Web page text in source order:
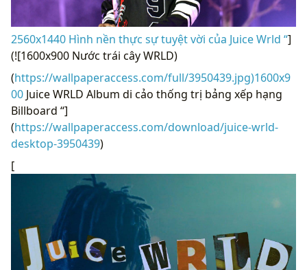
2560x1440 Hình nền thực sự tuyệt vời của Juice Wrld “]
(![1600x900 Nước trái cây WRLD)
(https://wallpaperaccess.com/full/3950439.jpg)1600x9
00 Juice WRLD Album di cảo thống trị bảng xếp hạng
Billboard “]
(https://wallpaperaccess.com/download/juice-wrld-
desktop-3950439)
[